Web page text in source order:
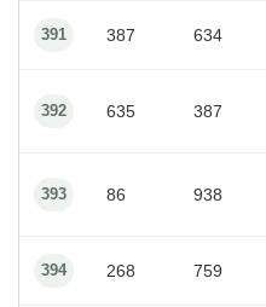
391 387 634
392 635 387
393 86 938
394 268 759